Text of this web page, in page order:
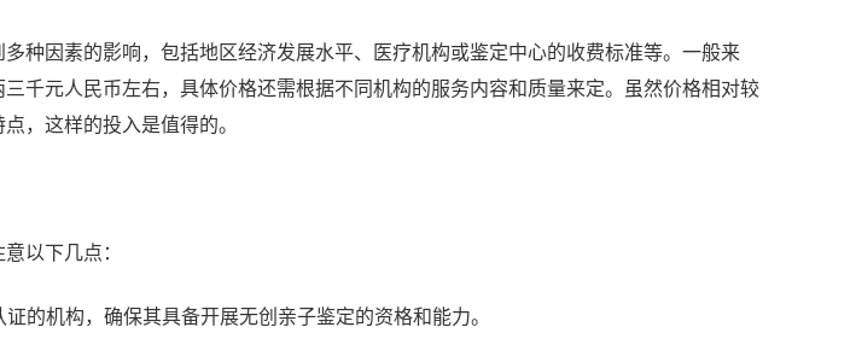
种因素的影响，包括地区经济发展水平、医疗机构或鉴定中心的收费标准等。一般来
千元人民币左右，具体价格还需根据不同机构的服务内容和质量来定。虽然价格相对较
，这样的投入是值得的。
以下几点：
的机构，确保其具备开展无创亲子鉴定的资格和能力。